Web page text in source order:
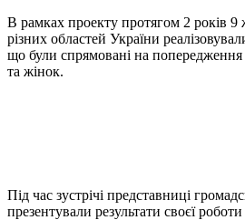
В рамках проекту протягом 2 років 9
різних областей України
що були спрямовані на попередження
та жінок.
Під час зустрічі представниці
презентували результати своєї